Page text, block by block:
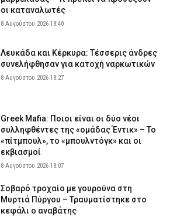
οι καταναλωτές
8 Αυγούστου 2026 18:40
Λευκάδα και Κέρκυρα: Τέσσερις άνδρες
συνελήφθησαν για κατοχή ναρκωτικών
8 Αυγούστου 2026 18:27
Greek Mafia: Ποιοι είναι οι δύο νέοι
συλληφθέντες της «ομάδας Έντικ» – Το
«πίτμπουλ», το «μπουλντόγκ» και οι
εκβιασμοί
8 Αυγούστου 2026 18:07
Σοβαρό τροχαίο με γουρούνα στη
Μυρτιά Πύργου – Τραυματίστηκε στο
κεφάλι ο αναβάτης